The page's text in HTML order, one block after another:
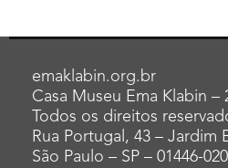
emaklabin.org.br
Casa Museu Ema Klabin –
Todos os direitos
Rua Portugal, 43 – Jardim
São Paulo – SP – 01446-020